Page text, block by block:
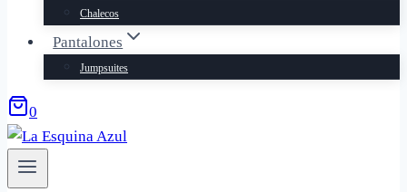
Chalecos
Pantalones
Jumpsuites
0